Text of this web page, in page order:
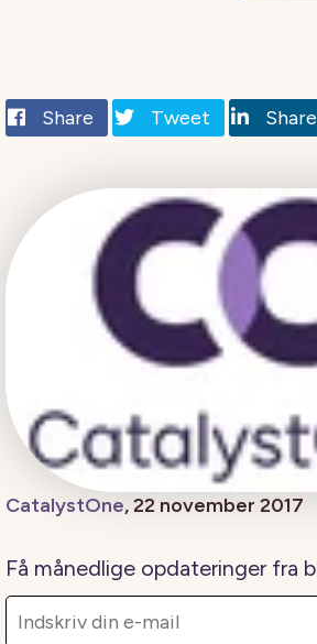
Share Tweet Share
CatalystOne, 22 november 2017
Få månedlige opdateringer fra